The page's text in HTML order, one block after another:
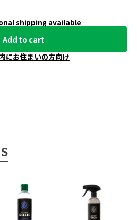
shipping available
Add to cart
にお住まいの方向け